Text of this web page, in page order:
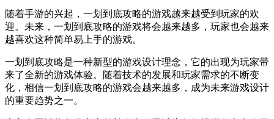
随着手游的兴起，一划到底攻略的游戏越来越受到玩家的欢
迎。未来，一划到底攻略的游戏将会越来越多，玩家也会越来
越喜欢这种简单易上手的游戏。
一划到底攻略是一种新型的游戏设计理念，它的出现为玩家带
来了全新的游戏体验。随着技术的发展和玩家需求的不断变
化，相信一划到底攻略的游戏会越来越多，成为未来游戏设计
的重要趋势之一。